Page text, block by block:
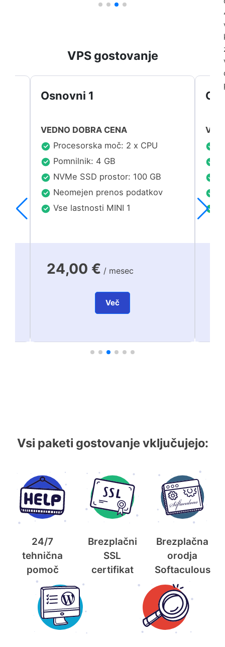
VPS gostovanje
Osnovni 1
VEDNO DOBRA CENA
Procesorska moč: 2 x CPU
Pomnilnik: 4 GB
NVMe SSD prostor: 100 GB
Neomejen prenos podatkov
Vse lastnosti MINI 1
24,00 € / mesec
Več
Vsi paketi gostovanje vključujejo:
24/7
tehnična
pomoč
Brezplačni
SSL
certifikat
Brezplačna
orodja
Softaculous